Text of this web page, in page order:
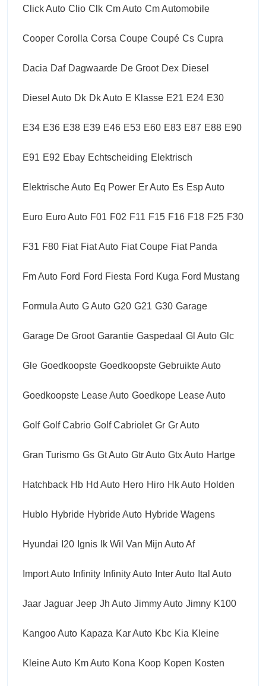
Click Auto Clio Clk Cm Auto Cm Automobile
Cooper Corolla Corsa Coupe Coupé Cs Cupra
Dacia Daf Dagwaarde De Groot Dex Diesel
Diesel Auto Dk Dk Auto E Klasse E21 E24 E30
E34 E36 E38 E39 E46 E53 E60 E83 E87 E88 E90
E91 E92 Ebay Echtscheiding Elektrisch
Elektrische Auto Eq Power Er Auto Es Esp Auto
Euro Euro Auto F01 F02 F11 F15 F16 F18 F25 F30
F31 F80 Fiat Fiat Auto Fiat Coupe Fiat Panda
Fm Auto Ford Ford Fiesta Ford Kuga Ford Mustang
Formula Auto G Auto G20 G21 G30 Garage
Garage De Groot Garantie Gaspedaal Gl Auto Glc
Gle Goedkoopste Goedkoopste Gebruikte Auto
Goedkoopste Lease Auto Goedkope Lease Auto
Golf Golf Cabrio Golf Cabriolet Gr Gr Auto
Gran Turismo Gs Gt Auto Gtr Auto Gtx Auto Hartge
Hatchback Hb Hd Auto Hero Hiro Hk Auto Holden
Hublo Hybride Hybride Auto Hybride Wagens
Hyundai I20 Ignis Ik Wil Van Mijn Auto Af
Import Auto Infinity Infinity Auto Inter Auto Ital Auto
Jaar Jaguar Jeep Jh Auto Jimmy Auto Jimny K100
Kangoo Auto Kapaza Kar Auto Kbc Kia Kleine
Kleine Auto Km Auto Kona Koop Kopen Kosten